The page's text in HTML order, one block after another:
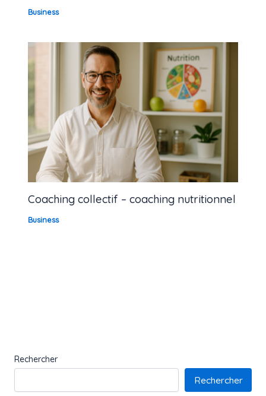
Business
Coaching collectif – coaching nutritionnel
Business
Rechercher
Rechercher